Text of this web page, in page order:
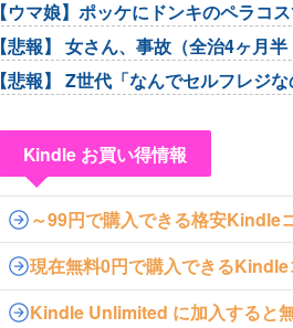
【ウマ娘】ポッケにドンキのペラ
【悲報】 女さん、事故（全治4ヶ月
【悲報】 Z世代「なんでセルフレジ
Kindle お買い得情報
～99円で購入できる格安Kindle
現在無料0円で購入できるKindle
Kindle Unlimited に加入すると